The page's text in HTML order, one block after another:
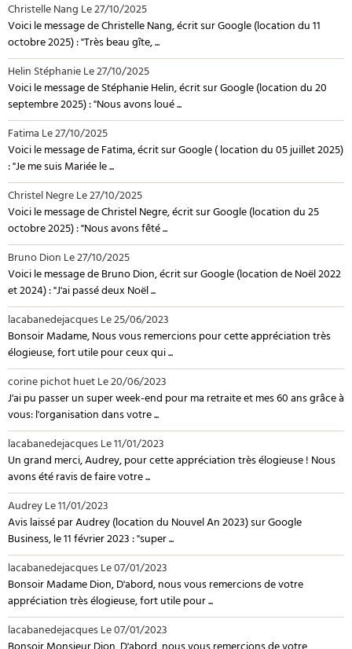
Christelle NangLe 27/10/2025
Voici le message de Christelle Nang, écrit sur Google (location du 11
octobre 2025) : "Très beau gîte, ...
Helin StéphanieLe 27/10/2025
Voici le message de Stéphanie Helin, écrit sur Google (location du 20
septembre 2025) : "Nous avons loué ...
FatimaLe 27/10/2025
Voici le message de Fatima, écrit sur Google ( location du 05 juillet 2025)
: "Je me suis Mariée le ...
Christel NegreLe 27/10/2025
Voici le message de Christel Negre, écrit sur Google (location du 25
octobre 2025) : "Nous avons fêté ...
Bruno DionLe 27/10/2025
Voici le message de Bruno Dion, écrit sur Google (location de Noël 2022
et 2024) : "J'ai passé deux Noël ...
lacabanedejacquesLe 25/06/2023
Bonsoir Madame, Nous vous remercions pour cette appréciation très
élogieuse, fort utile pour ceux qui ...
corine pichot huetLe 20/06/2023
J'ai pu passer un super week-end pour ma retraite et mes 60 ans grâce à
vous: l'organisation dans votre ...
lacabanedejacquesLe 11/01/2023
Un grand merci, Audrey, pour cette appréciation très élogieuse ! Nous
avons été ravis de faire votre ...
AudreyLe 11/01/2023
Avis laissé par Audrey (location du Nouvel An 2023) sur Google
Business, le 11 février 2023 : "super ...
lacabanedejacquesLe 07/01/2023
Bonsoir Madame Dion, D'abord, nous vous remercions de votre
appréciation très élogieuse, fort utile pour ...
lacabanedejacquesLe 07/01/2023